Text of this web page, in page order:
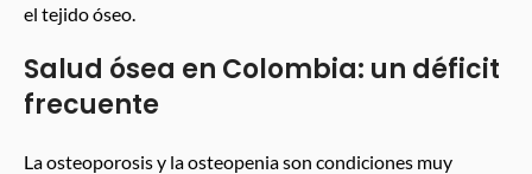
el tejido óseo.
Salud ósea en Colombia: un déficit
frecuente
La osteoporosis y la osteopenia son condiciones muy